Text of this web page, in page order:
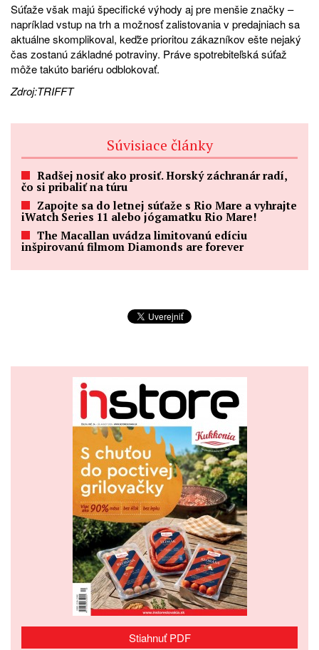
Súťaže však majú špecifické výhody aj pre menšie značky –
napríklad vstup na trh a možnosť zalistovania v predajniach sa
aktuálne skomplikoval, keďže prioritou zákazníkov ešte nejaký
čas zostanú základné potraviny. Práve spotrebiteľská súťaž
môže takúto bariéru odblokovať.
Zdroj:TRIFFT
Súvisiace články
Radšej nosiť ako prosiť. Horský záchranár radí,
čo si pribaliť na túru
Zapojte sa do letnej súťaže s Rio Mare a vyhrajte
iWatch Series 11 alebo jógamatku Rio Mare!
The Macallan uvádza limitovanú edíciu
inšpirovanú filmom Diamonds are forever
Stiahnuť PDF